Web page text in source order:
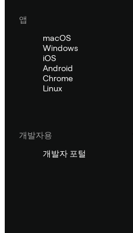
앱
macOS
Windows
iOS
Android
Chrome
Linux
개발자용
개발자 포털